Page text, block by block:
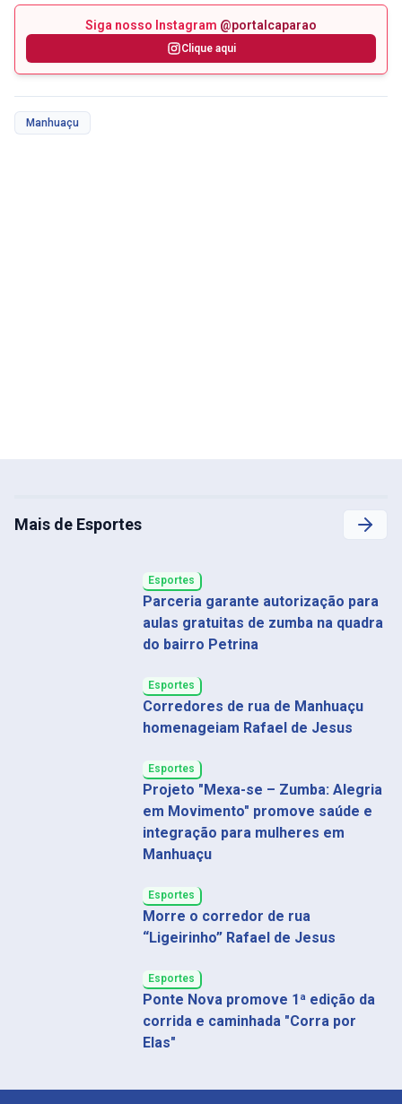
Siga nosso Instagram @portalcaparao
Clique aqui
Manhuaçu
Mais de Esportes
Esportes
Parceria garante autorização para
aulas gratuitas de zumba na quadra
do bairro Petrina
Esportes
Corredores de rua de Manhuaçu
homenageiam Rafael de Jesus
Esportes
Projeto "Mexa-se – Zumba: Alegria
em Movimento" promove saúde e
integração para mulheres em
Manhuaçu
Esportes
Morre o corredor de rua
“Ligeirinho” Rafael de Jesus
Esportes
Ponte Nova promove 1ª edição da
corrida e caminhada "Corra por
Elas"